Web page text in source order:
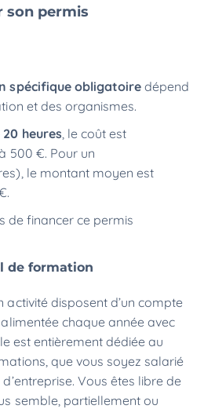
son permis
spécifique obligatoiredépend
et des organismes.
heures, le coût est
500 €. Pour un
le montant moyen est
de financer ce permis
de formation
activité disposent d’un compte
chaque année avec
est entièrement dédiée au
que vous soyez salarié
Vous êtes libre de
semble, partiellement ou